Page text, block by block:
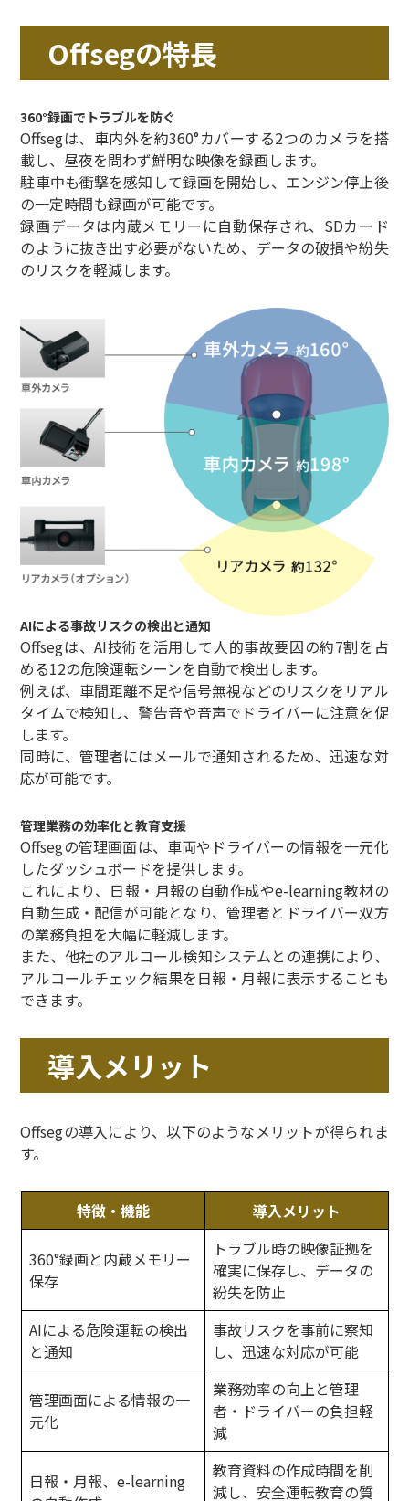
Offsegの特長
360°録画でトラブルを防ぐ
Offsegは、車内外を約360°カバーする2つのカメラを搭
載し、昼夜を問わず鮮明な映像を録画します。
駐車中も衝撃を感知して録画を開始し、エンジン停止後
の一定時間も録画が可能です。
録画データは内蔵メモリーに自動保存され、SDカード
のように抜き出す必要がないため、データの破損や紛失
のリスクを軽減します。
AIによる事故リスクの検出と通知
Offsegは、AI技術を活用して人的事故要因の約7割を占
める12の危険運転シーンを自動で検出します。
例えば、車間距離不足や信号無視などのリスクをリアル
タイムで検知し、警告音や音声でドライバーに注意を促
します。
同時に、管理者にはメールで通知されるため、迅速な対
応が可能です。
管理業務の効率化と教育支援
Offsegの管理画面は、車両やドライバーの情報を一元化
したダッシュボードを提供します。
これにより、日報・月報の自動作成やe-learning教材の
自動生成・配信が可能となり、管理者とドライバー双方
の業務負担を大幅に軽減します。
また、他社のアルコール検知システムとの連携により、
アルコールチェック結果を日報・月報に表示することも
できます。
導入メリット
Offsegの導入により、以下のようなメリットが得られま
す。
特徴・機能 導入メリット
360°録画と内蔵メモリー
保存
トラブル時の映像証拠を
確実に保存し、データの
紛失を防止
AIによる危険運転の検出
と通知
事故リスクを事前に察知
し、迅速な対応が可能
管理画面による情報の一
元化
業務効率の向上と管理
者・ドライバーの負担軽
減
日報・月報、e-learning
教育資料の作成時間を削
減し、安全運転教育の質